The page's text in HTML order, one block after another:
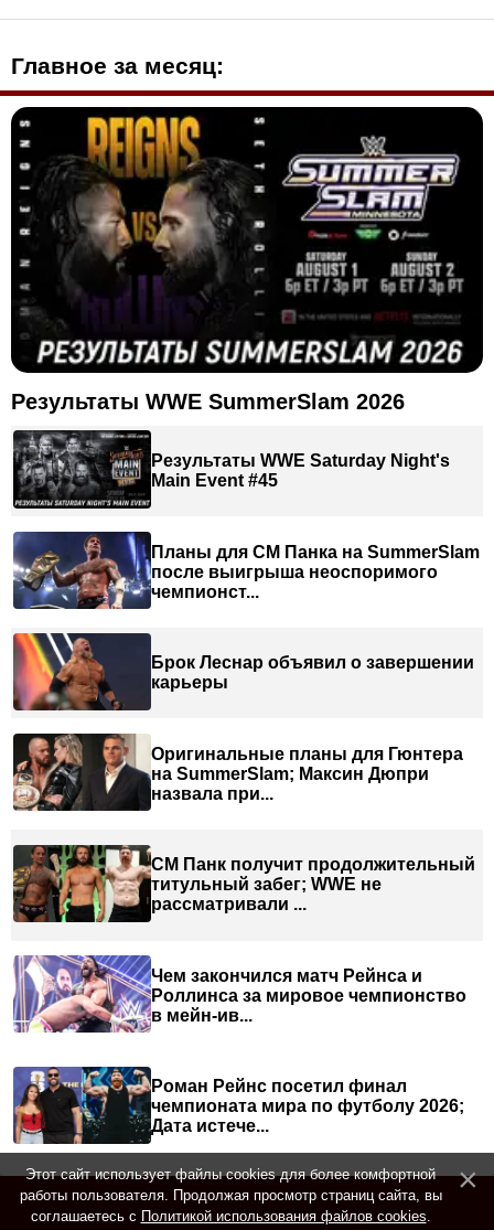
Главное за месяц:
Результаты WWE SummerSlam 2026
Результаты WWE Saturday Night's
Main Event #45
Планы для СМ Панка на SummerSlam
после выигрыша неоспоримого
чемпионст...
Брок Леснар объявил о завершении
карьеры
Оригинальные планы для Гюнтера
на SummerSlam; Максин Дюпри
назвала при...
СМ Панк получит продолжительный
титульный забег; WWE не
рассматривали ...
Чем закончился матч Рейнса и
Роллинса за мировое чемпионство
в мейн-ив...
Роман Рейнс посетил финал
чемпионата мира по футболу 2026;
Дата истече...
Этот сайт использует файлы cookies для более комфортной
работы пользователя. Продолжая просмотр страниц сайта, вы
соглашаетесь с Политикой использования файлов cookies.